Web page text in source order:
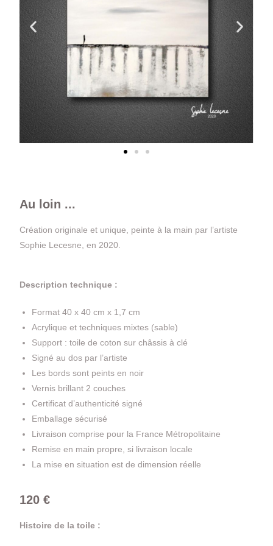
Au loin ...
Création originale et unique, peinte à la main par l’artiste
Sophie Lecesne, en 2020.
Description technique :
Format 40 x 40 cm x 1,7 cm
Acrylique et techniques mixtes (sable)
Support : toile de coton sur châssis à clé
Signé au dos par l’artiste
Les bords sont peints en noir
Vernis brillant 2 couches
Certificat d’authenticité signé
Emballage sécurisé
Livraison comprise pour la France Métropolitaine
Remise en main propre, si livraison locale
La mise en situation est de dimension réelle
120 €
Histoire de la toile :